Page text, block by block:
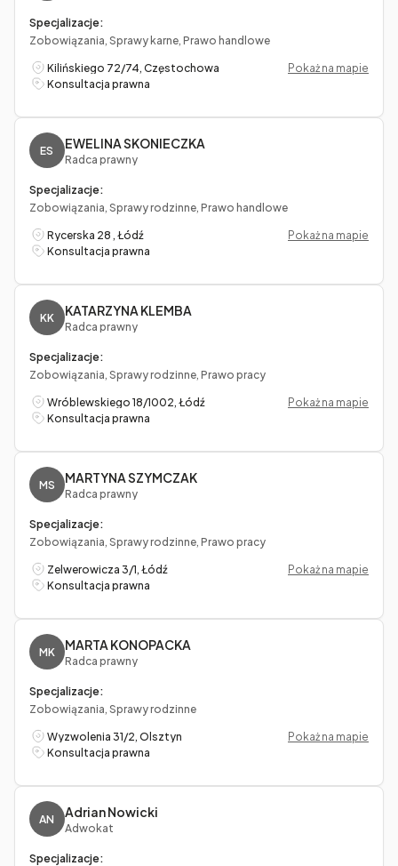
Specjalizacje:
Zobowiązania, Sprawy karne, Prawo handlowe
Kilińskiego 72/74, Częstochowa
Pokaż na mapie
Konsultacja prawna
ES EWELINA SKONIECZKA
Radca prawny
Specjalizacje:
Zobowiązania, Sprawy rodzinne, Prawo handlowe
Rycerska 28 , Łódź
Pokaż na mapie
Konsultacja prawna
KK KATARZYNA KLEMBA
Radca prawny
Specjalizacje:
Zobowiązania, Sprawy rodzinne, Prawo pracy
Wróblewskiego 18/1002, Łódź
Pokaż na mapie
Konsultacja prawna
MS MARTYNA SZYMCZAK
Radca prawny
Specjalizacje:
Zobowiązania, Sprawy rodzinne, Prawo pracy
Zelwerowicza 3/1, Łódź
Pokaż na mapie
Konsultacja prawna
MK MARTA KONOPACKA
Radca prawny
Specjalizacje:
Zobowiązania, Sprawy rodzinne
Wyzwolenia 31/2, Olsztyn
Pokaż na mapie
Konsultacja prawna
AN Adrian Nowicki
Adwokat
Specjalizacje: